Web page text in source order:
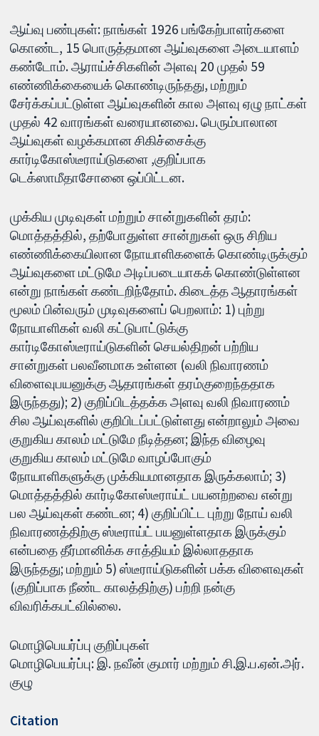
ஆய்வு பண்புகள்: நாங்கள் 1926 பங்கேற்பாளர்களை
கொண்ட, 15 பொருத்தமான ஆய்வுகளை அடையாளம்
கண்டோம். ஆராய்ச்சிகளின் அளவு 20 முதல் 59
எண்ணிக்கையைக் கொண்டிருந்தது, மற்றும்
சேர்க்கப்பட்டுள்ள ஆய்வுகளின் கால அளவு ஏழு நாட்கள்
முதல் 42 வாரங்கள் வரையானவை. பெரும்பாலான
ஆய்வுகள் வழக்கமான சிகிச்சைக்கு
கார்டிகோஸ்டீராய்டுகளை ,குறிப்பாக
டெக்ஸாமீதாசோனை ஒப்பிட்டன.
முக்கிய முடிவுகள் மற்றும் சான்றுகளின் தரம்:
மொத்தத்தில், தற்போதுள்ள சான்றுகள் ஒரு சிறிய
எண்ணிக்கையிலான நோயாளிகளைக் கொண்டிருக்கும்
ஆய்வுகளை மட்டுமே அடிப்படையாகக் கொண்டுள்ளன
என்று நாங்கள் கண்டறிந்தோம். கிடைத்த ஆதாரங்கள்
மூலம் பின்வரும் முடிவுகளைப் பெறலாம்: 1) புற்று
நோயாளிகள் வலி கட்டுபாட்டுக்கு
கார்டிகோஸ்டீராய்டுகளின் செயல்திறன் பற்றிய
சான்றுகள் பலவீனமாக உள்ளன (வலி நிவாரணம்
விளைவுபயனுக்கு ஆதாரங்கள் தரம்குறைந்ததாக
இருந்தது); 2) குறிப்பிடத்தக்க அளவு வலி நிவாரணம்
சில ஆய்வுகளில் குறிபிடப்பட்டுள்ளது என்றாலும் அவை
குறுகிய காலம் மட்டுமே நீடித்தன; இந்த விழைவு
குறுகிய காலம் மட்டுமே வாழப்போகும்
நோயாளிகளுக்கு முக்கியமானதாக இருக்கலாம்; 3)
மொத்தத்தில் கார்டிகோஸ்டீராய்ட் பயனற்றவை என்று
பல ஆய்வுகள் கண்டன; 4) குறிப்பிட்ட புற்று நோய் வலி
நிவாரணத்திற்கு ஸ்டீராய்ட் பயனுள்ளதாக இருக்கும்
என்பதை தீர்மானிக்க சாத்தியம் இல்லாததாக
இருந்தது; மற்றும் 5) ஸ்டீராய்டுகளின் பக்க விளைவுகள்
(குறிப்பாக நீண்ட காலத்திற்கு) பற்றி நன்கு
விவரிக்கபட்வில்லை.
மொழிபெயர்ப்பு குறிப்புகள்
மொழிபெயர்ப்பு: இ. நவீன் குமார் மற்றும் சி.இ.ப.ஏன்.அர்.
குழு
Citation